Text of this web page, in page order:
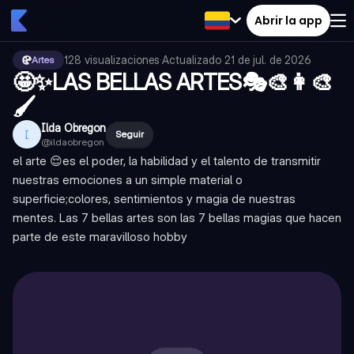
Abrir la app
Artes 128 visualizaciones·Actualizado 21 de jul. de 2026
🤩✨LAS BELLAS ARTES🎭🎨👩‍🎨
🖌️
I Ilda Obregon
@ildaobregon
Seguir
el arte 😌es el poder, la habilidad y el talento de transmitir
nuestras emociones a un simple material o
superficie;colores, sentimientos y magia de nuestras
mentes. Las 7 bellas artes son las 7 bellas magias que hacen
parte de este maravilloso hobby